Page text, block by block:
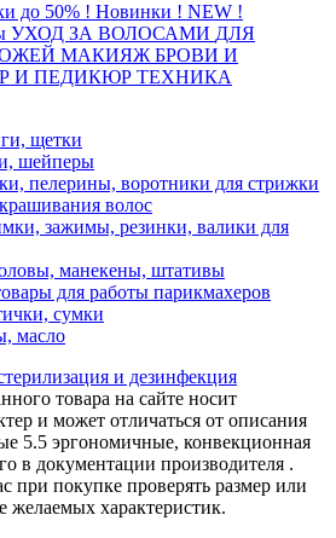
до 50% ! Новинки ! NEW !
УХОД ЗА ВОЛОСАМИ ДЛЯ
МАКИЯЖБРОВИ И
И ПЕДИКЮР ТЕХНИКА
щетки
шейперы
пелерины, воротники для стрижки
волос
зажимы, резинки, валики для
манекены, штативы
для работы парикмахеров
сумки
масло
и дезинфекция
товара на сайте носит
и может отличаться от описания
5.5 эргономичные, конвекционная
в документации производителя .
при покупке проверять размер или
желаемых характеристик.